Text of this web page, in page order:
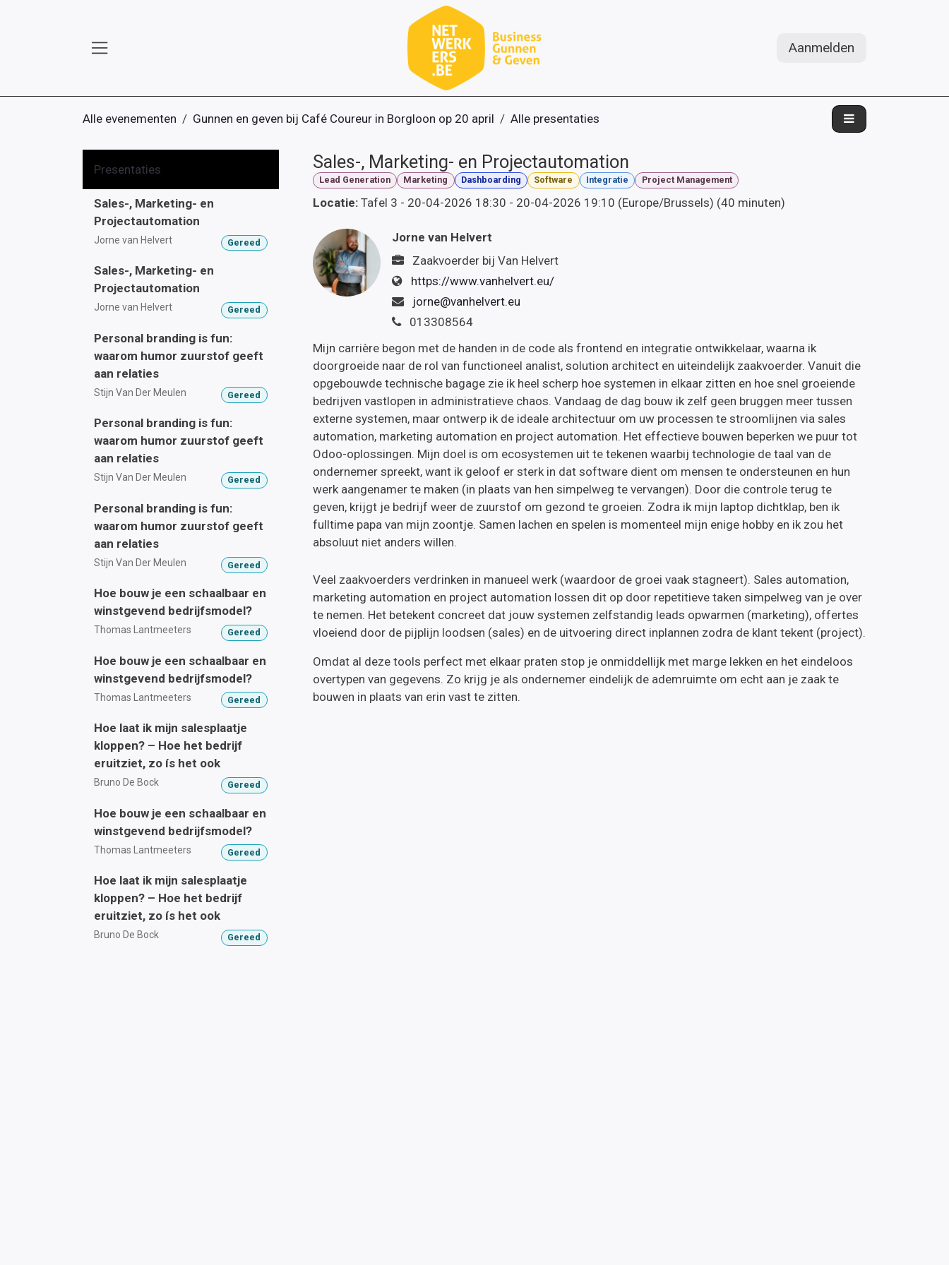
Aanmelden
Alle evenementen Gunnen en geven bij Café Coureur in Borgloon op 20 april Alle presentaties
Presentaties
Sales-, Marketing- en
Projectautomation
Jorne van Helvert Gereed
Sales-, Marketing- en
Projectautomation
Jorne van Helvert Gereed
Personal branding is fun:
waarom humor zuurstof geeft
aan relaties
Stijn Van Der Meulen Gereed
Personal branding is fun:
waarom humor zuurstof geeft
aan relaties
Stijn Van Der Meulen Gereed
Personal branding is fun:
waarom humor zuurstof geeft
aan relaties
Stijn Van Der Meulen Gereed
Hoe bouw je een schaalbaar en
winstgevend bedrijfsmodel?
Thomas Lantmeeters Gereed
Hoe bouw je een schaalbaar en
winstgevend bedrijfsmodel?
Thomas Lantmeeters Gereed
Hoe laat ik mijn salesplaatje
kloppen? – Hoe het bedrijf
eruitziet, zo ís het ook
Bruno De Bock Gereed
Hoe bouw je een schaalbaar en
winstgevend bedrijfsmodel?
Thomas Lantmeeters Gereed
Hoe laat ik mijn salesplaatje
kloppen? – Hoe het bedrijf
eruitziet, zo ís het ook
Bruno De Bock Gereed
Sales-, Marketing- en Projectautomation
Lead Generation Marketing Dashboarding Software Integratie Project Management
Locatie: Tafel 3 - 20-04-2026 18:30 - 20-04-2026 19:10 (Europe/Brussels) (40 minuten)
Jorne van Helvert
Zaakvoerderbij Van Helvert
https://www.vanhelvert.eu/
jorne@vanhelvert.eu
013308564
Mijn carrière begon met de handen in de code als frontend en integratie ontwikkelaar, waarna ik
doorgroeide naar de rol van functioneel analist, solution architect en uiteindelijk zaakvoerder. Vanuit die
opgebouwde technische bagage zie ik heel scherp hoe systemen in elkaar zitten en hoe snel groeiende
bedrijven vastlopen in administratieve chaos. Vandaag de dag bouw ik zelf geen bruggen meer tussen
externe systemen, maar ontwerp ik de ideale architectuur om uw processen te stroomlijnen via sales
automation, marketing automation en project automation. Het effectieve bouwen beperken we puur tot
Odoo-oplossingen. Mijn doel is om ecosystemen uit te tekenen waarbij technologie de taal van de
ondernemer spreekt, want ik geloof er sterk in dat software dient om mensen te ondersteunen en hun
werk aangenamer te maken (in plaats van hen simpelweg te vervangen). Door die controle terug te
geven, krijgt je bedrijf weer de zuurstof om gezond te groeien. Zodra ik mijn laptop dichtklap, ben ik
fulltime papa van mijn zoontje. Samen lachen en spelen is momenteel mijn enige hobby en ik zou het
absoluut niet anders willen.
Veel zaakvoerders verdrinken in manueel werk (waardoor de groei vaak stagneert). Sales automation,
marketing automation en project automation lossen dit op door repetitieve taken simpelweg van je over
te nemen. Het betekent concreet dat jouw systemen zelfstandig leads opwarmen (marketing), offertes
vloeiend door de pijplijn loodsen (sales) en de uitvoering direct inplannen zodra de klant tekent (project).
Omdat al deze tools perfect met elkaar praten stop je onmiddellijk met marge lekken en het eindeloos
overtypen van gegevens. Zo krijg je als ondernemer eindelijk de ademruimte om echt aan je zaak te
bouwen in plaats van erin vast te zitten.